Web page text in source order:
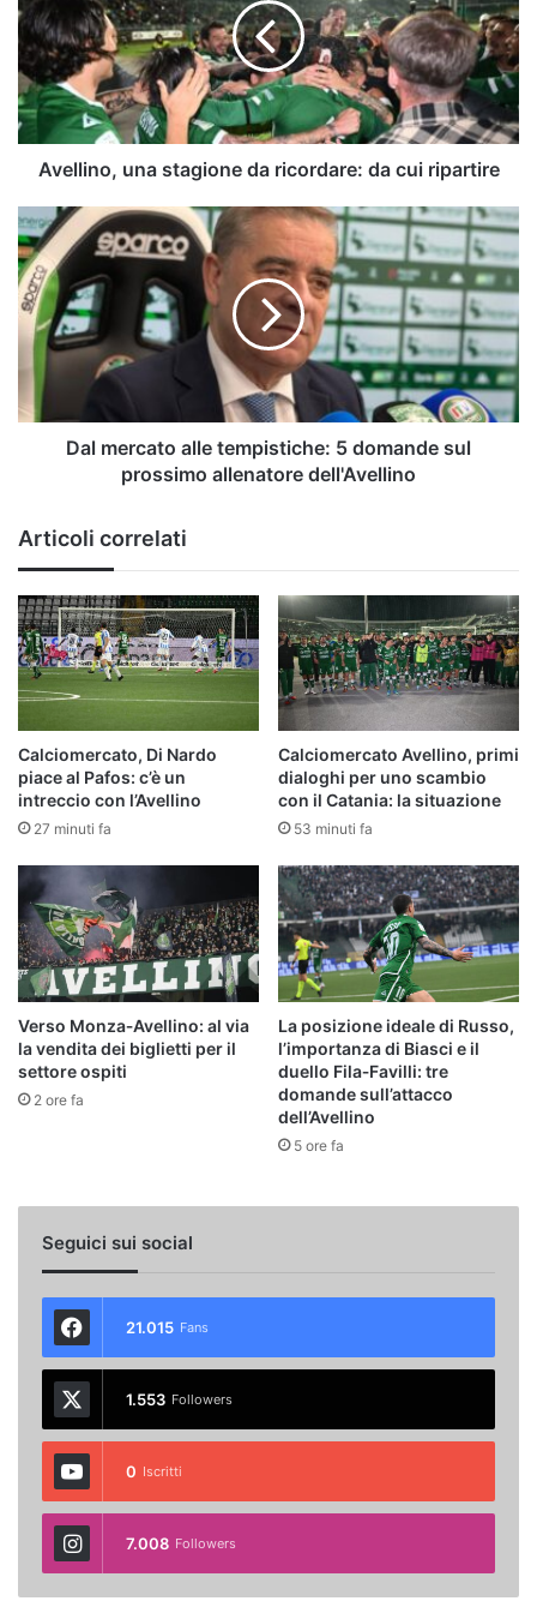
da
ricordare:
da
cui
ripartire
Avellino, una stagione da ricordare: da cui ripartire
Dal
mercato
alle
tempistiche:
5
domande
sul
prossimo
allenatore
dell'AvellinoDal mercato alle tempistiche: 5 domande sul
prossimo allenatore dell'Avellino
Articoli correlati
Calciomercato, Di Nardo
piace al Pafos: c’è un
intreccio con l’Avellino
27 minuti fa
Calciomercato Avellino, primi
dialoghi per uno scambio
con il Catania: la situazione
53 minuti fa
Verso Monza‑Avellino: al via
la vendita dei biglietti per il
settore ospiti
2 ore fa
La posizione ideale di Russo,
l’importanza di Biasci e il
duello Fila‑Favilli: tre
domande sull’attacco
dell’Avellino
5 ore fa
Seguici sui social
21.015 Fans
1.553 Followers
0 Iscritti
7.008 Followers